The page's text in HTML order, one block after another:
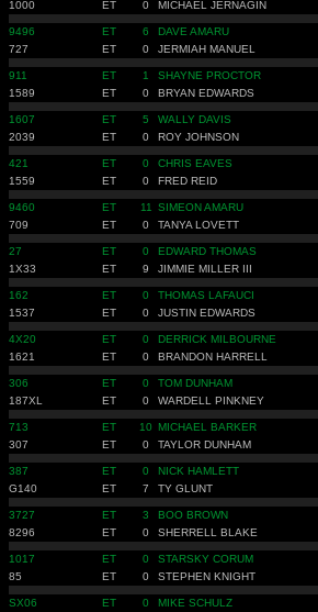
1000
ET 0 MICHAEL JERNAGIN
9496 ET 6 DAVE AMARU
727
ET 0 JERMIAH MANUEL
911 ET 1 SHAYNE PROCTOR
1589
ET 0 BRYAN EDWARDS
1607 ET 5 WALLY DAVIS
2039
ET 0 ROY JOHNSON
421 ET 0 CHRIS EAVES
1559
ET 0 FRED REID
9460 ET 11 SIMEON AMARU
709
ET 0 TANYA LOVETT
27 ET 0 EDWARD THOMAS
1X33
ET 9 JIMMIE MILLER III
162 ET 0 THOMAS LAFAUCI
1537
ET 0 JUSTIN EDWARDS
4X20 ET 0 DERRICK MILBOURNE
1621
ET 0 BRANDON HARRELL
306 ET 0 TOM DUNHAM
187XL
ET 0 WARDELL PINKNEY
713 ET 10 MICHAEL BARKER
307
ET 0 TAYLOR DUNHAM
387 ET 0 NICK HAMLETT
G140
ET 7 TY GLUNT
3727 ET 3 BOO BROWN
8296
ET 0 SHERRELL BLAKE
1017 ET 0 STARSKY CORUM
85
ET 0 STEPHEN KNIGHT
SX06 ET 0 MIKE SCHULZ